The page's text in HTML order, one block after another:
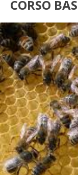
FRUTTETO
VIGNETO
CUCINA
PRODOTTI
CORSO